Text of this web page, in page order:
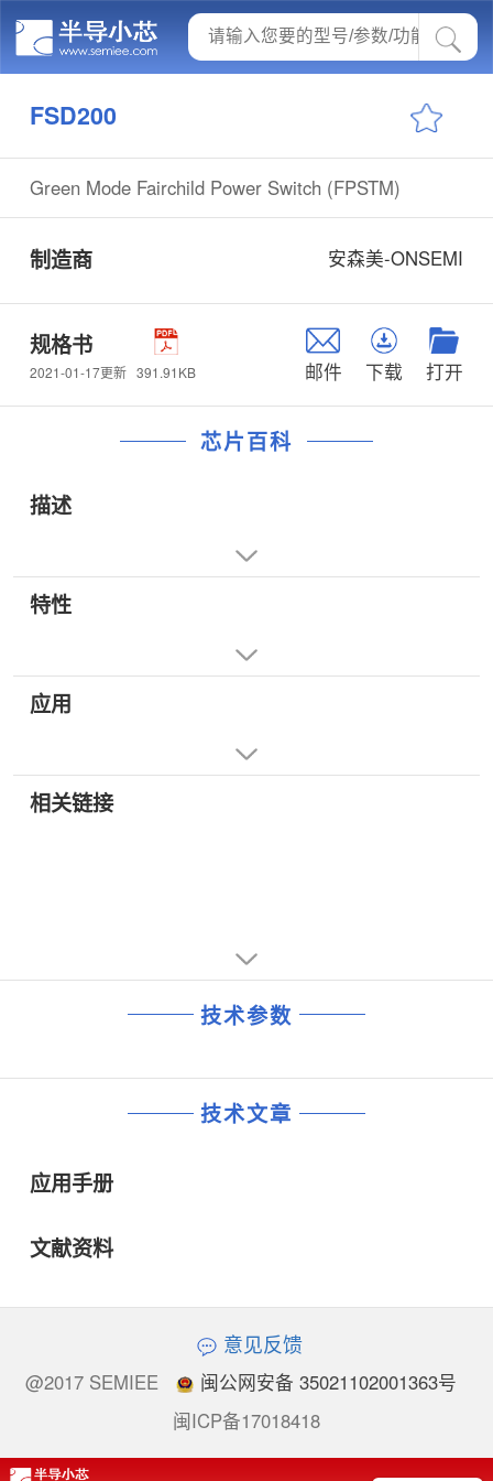
FSD200
Green Mode Fairchild Power Switch (FPSTM)
制造商 安森美-ONSEMI
规格书
2021-01-17更新 391.91KB 邮件 下载 打开
芯片百科
描述
特性
应用
相关链接
技术参数
技术文章
应用手册
文献资料
意见反馈
@2017 SEMIEE
闽公网安备 35021102001363号
闽ICP备17018418